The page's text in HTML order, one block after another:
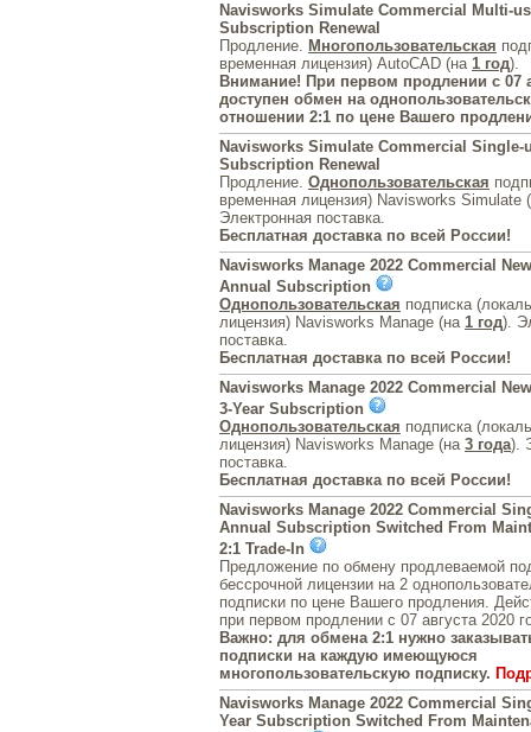
Navisworks Simulate Commercial Multi-
Subscription Renewal
Продление. Многопользовательская
временная лицензия) AutoCAD (на 1 год).
Внимание! При первом продлении с 07
доступен обмен на
отношении 2:1 по цене Вашего
Navisworks Simulate Commercial Single-
Subscription Renewal
Продление. Однопользовательская
временная лицензия) Navisworks Simulate
Электронная поставка.
Бесплатная доставка по всей России!
Navisworks Manage 2022 Commercial
Annual Subscription
Однопользовательская подписка
лицензия) Navisworks Manage (на 1 год).
поставка.
Бесплатная доставка по всей России!
Navisworks Manage 2022 Commercial
3-Year Subscription
Однопользовательская подписка
лицензия) Navisworks Manage (на 3 года).
поставка.
Бесплатная доставка по всей России!
Navisworks Manage 2022 Commercial
Annual Subscription Switched From
2:1 Trade-In
Предложение по обмену продлеваемой
бессрочной лицензии на 2
подписки по цене Вашего продления.
при первом продлении с 07 августа 2020
Важно: для обмена 2:1 нужно
подписки на каждую имеющуюся
многопользовательскую подписку.
Navisworks Manage 2022 Commercial
Year Subscription Switched From